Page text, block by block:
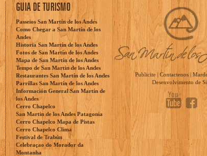
GUIA DE TURISMO
Passeios San Martín de los Andes
Como Chegar a San Martín de los
Andes
Historia San Martín de los Andes
Fotos de San Martín de los Andes
Mapa de San Martín de los Andes
Tempo de San Martín de los Andes
Restaurantes San Martín de los Andes
Parrillas San Martín de los Andes
Información General San Martín de
los Andes
Cerro Chapelco
San Martín de los Andes Patagonia
Cerro Chapelco Mapa de Pistas
Cerro Chapelco Clima
Festival de Trabún
Celebraçao do Morador da
Montanha
Publicite | Contactenos |
Desenvolvimento de